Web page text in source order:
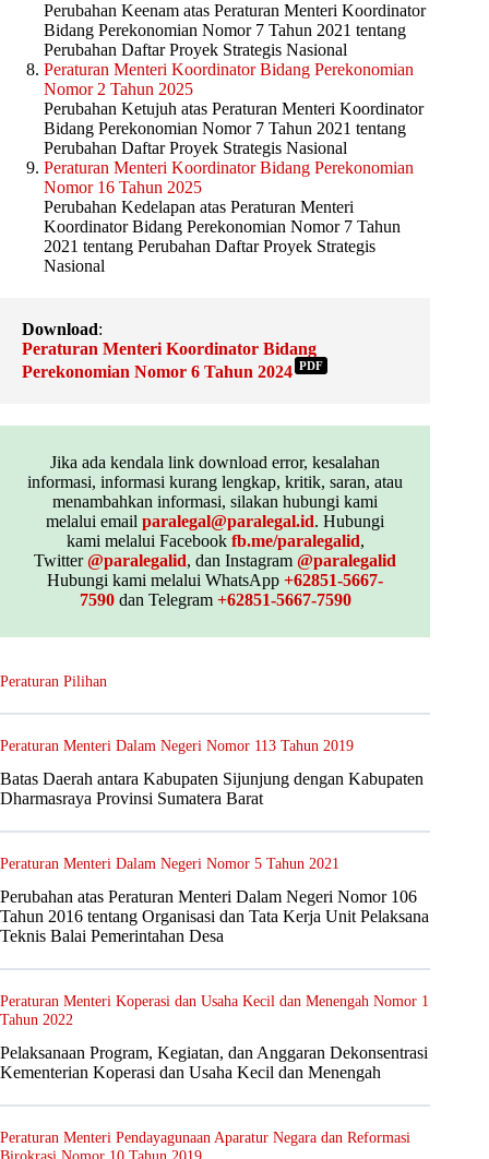
Perubahan Keenam atas Peraturan Menteri Koordinator
Bidang Perekonomian Nomor 7 Tahun 2021 tentang
Perubahan Daftar Proyek Strategis Nasional
Peraturan Menteri Koordinator Bidang Perekonomian
Nomor 2 Tahun 2025
Perubahan Ketujuh atas Peraturan Menteri Koordinator
Bidang Perekonomian Nomor 7 Tahun 2021 tentang
Perubahan Daftar Proyek Strategis Nasional
Peraturan Menteri Koordinator Bidang Perekonomian
Nomor 16 Tahun 2025
Perubahan Kedelapan atas Peraturan Menteri
Koordinator Bidang Perekonomian Nomor 7 Tahun
2021 tentang Perubahan Daftar Proyek Strategis
Nasional
Download:
Peraturan Menteri Koordinator Bidang
Perekonomian Nomor 6 Tahun 2024 PDF
Jika ada kendala link download error, kesalahan
informasi, informasi kurang lengkap, kritik, saran, atau
menambahkan informasi, silakan hubungi kami
melalui emailparalegal@paralegal.id. Hubungi
kami melalui Facebook fb.me/paralegalid,
Twitter@paralegalid, dan Instagram@paralegalid
Hubungi kami melalui WhatsApp+62851-5667-
7590dan Telegram +62851-5667-7590
Peraturan Pilihan
Peraturan Menteri Dalam Negeri Nomor 113 Tahun 2019
Batas Daerah antara Kabupaten Sijunjung dengan Kabupaten
Dharmasraya Provinsi Sumatera Barat
Peraturan Menteri Dalam Negeri Nomor 5 Tahun 2021
Perubahan atas Peraturan Menteri Dalam Negeri Nomor 106
Tahun 2016 tentang Organisasi dan Tata Kerja Unit Pelaksana
Teknis Balai Pemerintahan Desa
Peraturan Menteri Koperasi dan Usaha Kecil dan Menengah Nomor 1
Tahun 2022
Pelaksanaan Program, Kegiatan, dan Anggaran Dekonsentrasi
Kementerian Koperasi dan Usaha Kecil dan Menengah
Peraturan Menteri Pendayagunaan Aparatur Negara dan Reformasi